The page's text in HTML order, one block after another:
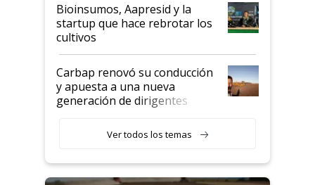
Bioinsumos, Aapresid y la
startup que hace rebrotar los
cultivos
Carbap renovó su conducción
y apuesta a una nueva
generación de dirigentes
Ver todos los temas